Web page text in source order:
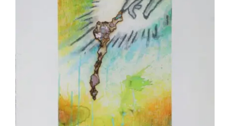
Akira Inumaru – Main du Saint-Esprit
2/8